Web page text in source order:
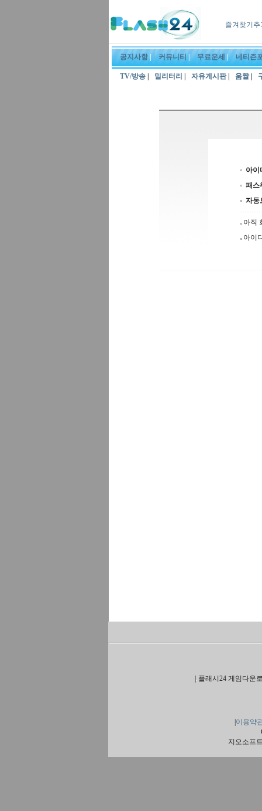
즐겨찾기
공지사항| 커뮤니티| 무료운세 |네티즌
TV/방송 밀리터리 |자유게시판| 움짤|
아이
패스
자동
아직
아이
|플래시24 게임다운
|이용약
지오소프